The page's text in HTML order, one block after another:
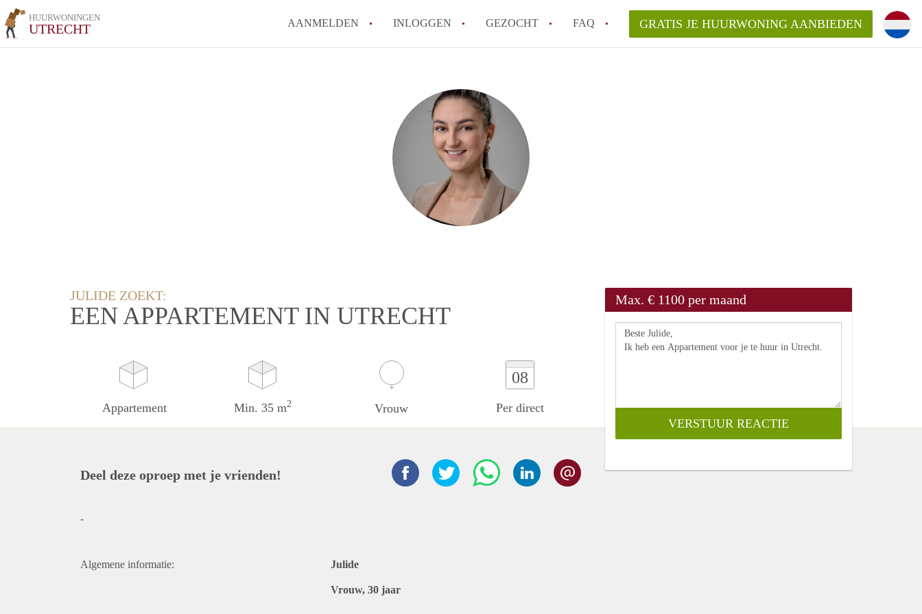
HUURWONINGEN
UTRECHT AANMELDEN INLOGGEN GEZOCHT FAQ
How to translate HuurwoningenUtrecht!
Wat is HuurwoningenUtrecht?
Hoeveel kost het om te reageren op een Huurwoning in Utrecht?
Wat is de privacyverklaring van HuurwoningenUtrecht?
Berekent HuurwoningenUtrecht
makelaarsvergoeding/bemiddelingsvergoeding?
Alle veelgestelde vragen
GRATIS JE HUURWONING AANBIEDEN
JULIDE ZOEKT:
EEN APPARTEMENT IN UTRECHT
Appartement Min. 35 m2 Vrouw
08
Per direct
Max. € 1100 per maand
Deel deze oproep met je vrienden!
-
Algemene informatie: Julide
Vrouw, 30 jaar